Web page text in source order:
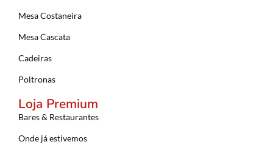
Mesa Costaneira
Mesa Cascata
Cadeiras
Poltronas
Loja Premium
Bares & Restaurantes
Onde já estivemos